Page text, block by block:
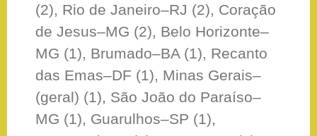
(2), Rio de Janeiro–RJ (2), Coração
de Jesus–MG (2), Belo Horizonte–
MG (1), Brumado–BA (1), Recanto
das Emas–DF (1), Minas Gerais–
(geral) (1), São João do Paraíso–
MG (1), Guarulhos–SP (1),